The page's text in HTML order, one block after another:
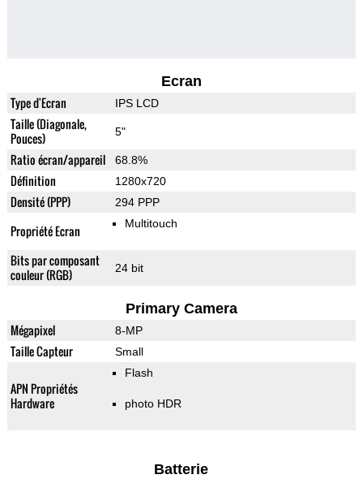
Ecran
Type d'Ecran IPS LCD
Taille (Diagonale,
Pouces)
5"
Ratio écran/appareil 68.8%
Définition 1280x720
Densité (PPP) 294 PPP
Propriété Ecran Multitouch
Bits par composant
couleur (RGB)
24 bit
Primary Camera
Mégapixel 8-MP
Taille Capteur Small
APN Propriétés
Hardware
Flash
photo HDR
Batterie